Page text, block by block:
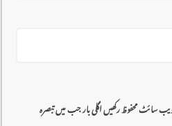
سائٹ محفوظ رکھیں اگلی بار جب میں تبصرہ